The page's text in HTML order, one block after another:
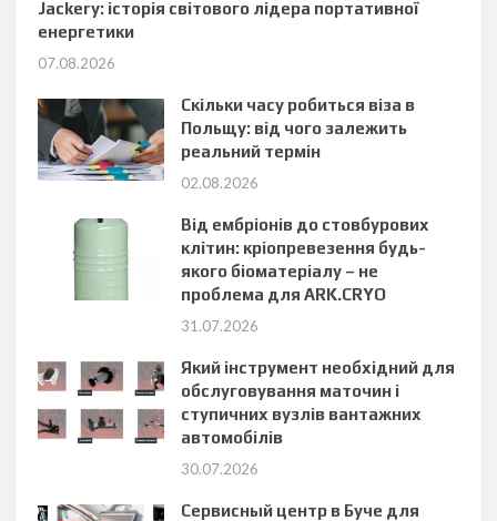
Jackery: історія світового лідера портативної
енергетики
07.08.2026
Скільки часу робиться віза в
Польщу: від чого залежить
реальний термін
02.08.2026
Від ембріонів до стовбурових
клітин: кріопревезення будь-
якого біоматеріалу – не
проблема для ARK.CRYO
31.07.2026
Який інструмент необхідний для
обслуговування маточин і
ступичних вузлів вантажних
автомобілів
30.07.2026
Сервисный центр в Буче для